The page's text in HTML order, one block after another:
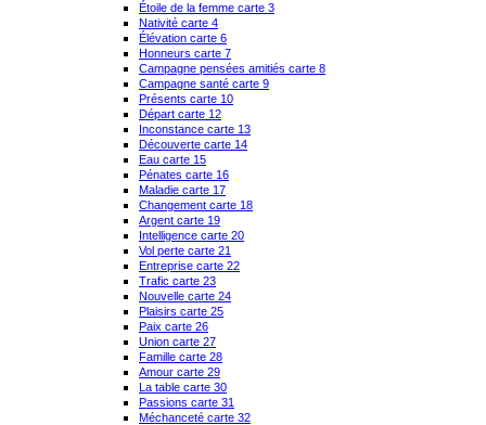
Étoile de la femme carte 3
Nativité carte 4
Élévation carte 6
Honneurs carte 7
Campagne pensées amitiés carte 8
Campagne santé carte 9
Présents carte 10
Départ carte 12
Inconstance carte 13
Découverte carte 14
Eau carte 15
Pénates carte 16
Maladie carte 17
Changement carte 18
Argent carte 19
Intelligence carte 20
Vol perte carte 21
Entreprise carte 22
Trafic carte 23
Nouvelle carte 24
Plaisirs carte 25
Paix carte 26
Union carte 27
Famille carte 28
Amour carte 29
La table carte 30
Passions carte 31
Méchanceté carte 32